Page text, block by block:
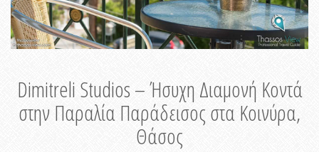
Dimitreli Studios – Ήσυχη Διαμονή Κοντά
στην Παραλία Παράδεισος στα Κοινύρα,
Θάσος